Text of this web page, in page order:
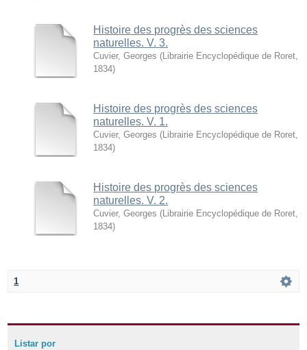
Histoire des progrès des sciences
naturelles. V. 3.
Cuvier, Georges ( Librairie Encyclopédique de Roret
1834)
Histoire des progrès des sciences
naturelles. V. 1.
Cuvier, Georges ( Librairie Encyclopédique de Roret
1834)
Histoire des progrès des sciences
naturelles. V. 2.
Cuvier, Georges ( Librairie Encyclopédique de Roret
1834)
1
Listar por